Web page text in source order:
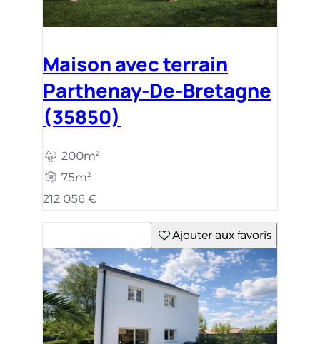
Maison avec terrain
Parthenay-De-Bretagne
(35850)
200m²
75m²
212 056 €
Ajouter aux favoris